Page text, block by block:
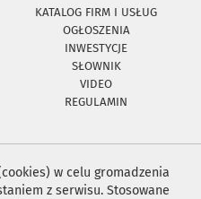
KATALOG FIRM I USŁUG
OGŁOSZENIA
INWESTYCJE
SŁOWNIK
VIDEO
REGULAMIN
w celu gromadzenia
z serwisu. Stosowane